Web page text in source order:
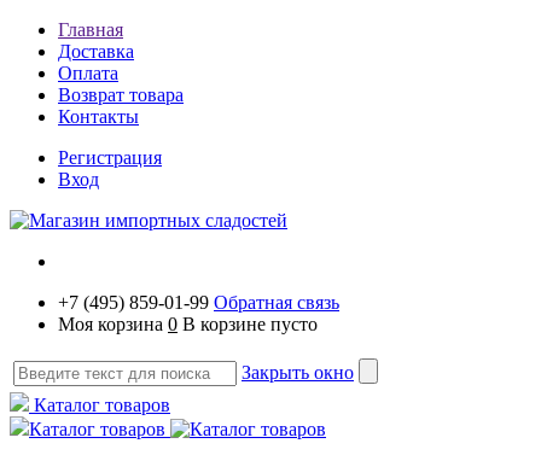
Главная
Доставка
Оплата
Возврат товара
Контакты
Регистрация
Вход
+7 (495) 859-01-99 Обратная связь
Моя корзина 0 В корзине пусто
Закрыть окно
Каталог товаров
Каталог товаров